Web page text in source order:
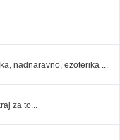
nadnaravno, ezoterika ...
za to...